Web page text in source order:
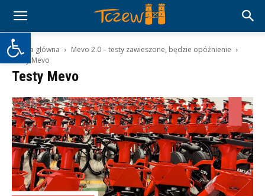
Otwórz pasek narzędzi
Strona główna
Mevo 2.0 – testy zawieszone, będzie opóźnienie
Testy Mevo
Testy Mevo